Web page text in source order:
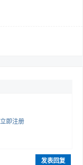
立即注册
发表回复